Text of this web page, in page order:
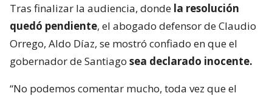
Tras finalizar la audiencia, donde la resolución
quedó pendiente, el abogado defensor de Claudio
Orrego, Aldo Díaz, se mostró confiado en que el
gobernador de Santiago sea declarado inocente.
“No podemos comentar mucho, toda vez que el